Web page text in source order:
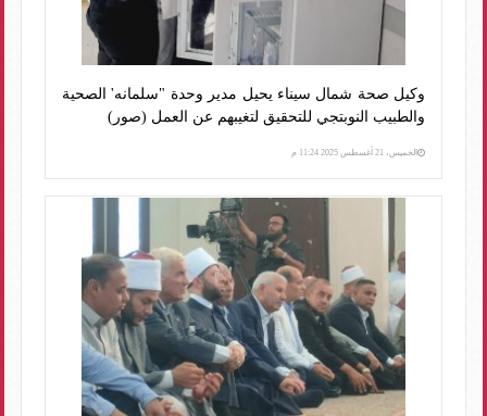
وكيل صحة شمال سيناء يحيل مدير وحدة "سلمانه' الصحية
والطبيب النوبتجي للتحقيق لتغيبهم عن العمل (صور)
الخميس، 21 أغسطس 2025 11:24 م